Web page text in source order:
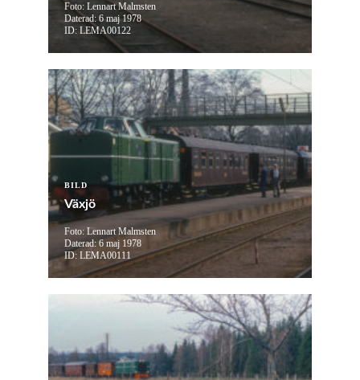
Foto: Lennart Malmsten
Daterad: 6 maj 1978
ID: LEMA00122
BILD
Växjö
Foto: Lennart Malmsten
Daterad: 6 maj 1978
ID: LEMA00111